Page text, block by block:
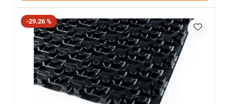
Rabatt
-29.26 %